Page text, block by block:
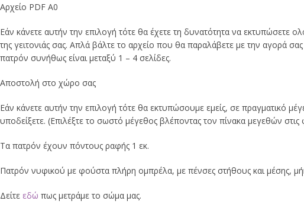
Αρχείο PDF A0
Εάν κάνετε αυτήν την επιλογή τότε θα έχετε τη δυνατότητα να
της γειτονιάς σας. Απλά βάλτε το αρχείο που θα παραλάβετε με την αγορά
πατρόν συνήθως είναι μεταξύ 1 – 4 σελίδες.
Αποστολή στο χώρο σας
Εάν κάνετε αυτήν την επιλογή τότε θα εκτυπώσουμε εμείς, σε πραγματικό
υποδείξετε. (Επιλέξτε το σωστό μέγεθος βλέποντας τον πίνακα μεγεθών
Τα πατρόν έχουν πόντους ραφής 1 εκ.
Πατρόν νυφικού με φούστα πλήρη ομπρέλα, με πένσες στήθους και μέσης,
Δείτε εδώ πως μετράμε το σώμα μας.